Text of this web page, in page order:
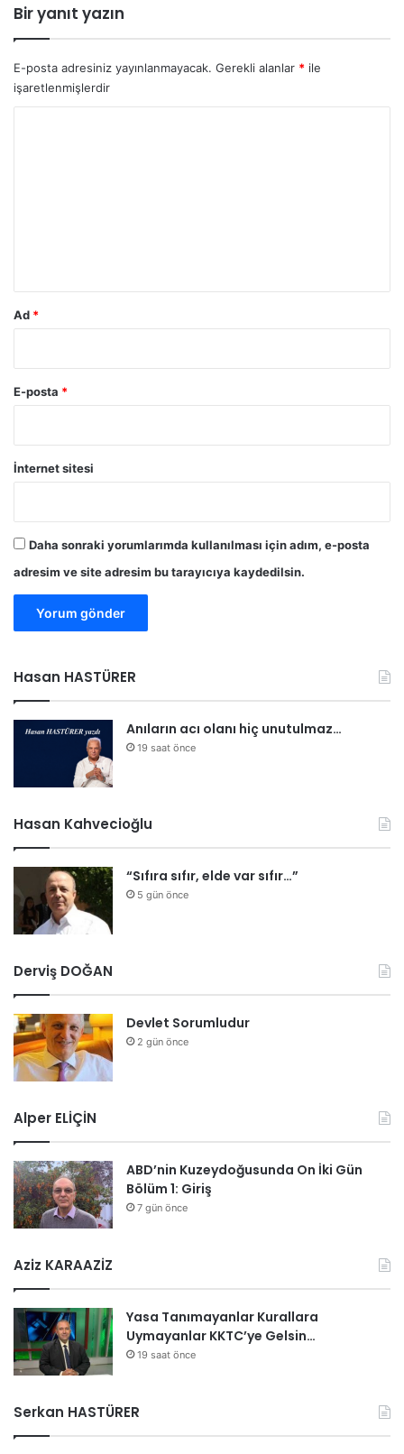
d
i
!
S
n
d
a
e
s
k
s
t
i
Bir yanıt yazın
E-posta adresiniz yayınlanmayacak. Gerekli alanlar * ile
işaretlenmişlerdir
Ad *
E-posta *
İnternet sitesi
Daha sonraki yorumlarımda kullanılması için adım, e-posta
adresim ve site adresim bu tarayıcıya kaydedilsin.
Hasan HASTÜRER
Anıların acı olanı hiç unutulmaz…
19 saat önce
Hasan Kahvecioğlu
“Sıfıra sıfır, elde var sıfır…”
5 gün önce
Derviş DOĞAN
Devlet Sorumludur
2 gün önce
Alper ELİÇİN
ABD’nin Kuzeydoğusunda On İki Gün
Bölüm 1: Giriş
7 gün önce
Aziz KARAAZİZ
Yasa Tanımayanlar Kurallara
Uymayanlar KKTC’ye Gelsin…
19 saat önce
Serkan HASTÜRER